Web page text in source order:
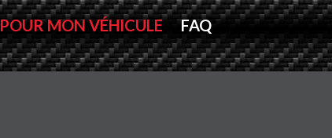
POUR MON VÉHICULE
FAQ